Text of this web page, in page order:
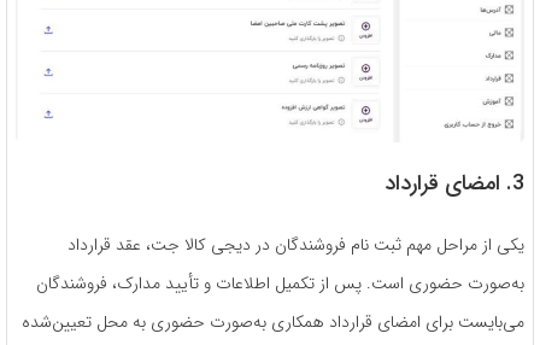
3. امضای قرارداد
یکی از مراحل مهم ثبت نام فروشندگان در دیجی کالا جت، عقد قرارداد
به‌صورت حضوری است. پس از تکمیل اطلاعات و تأیید مدارک، فروشندگان
می‌بایست برای امضای قرارداد همکاری به‌صورت حضوری به محل تعیین‌شده